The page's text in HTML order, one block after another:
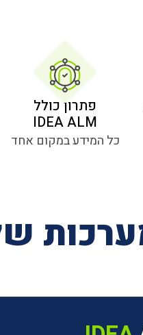
פתרון כולל
IDEA ALM
כל המידע במקום אחד